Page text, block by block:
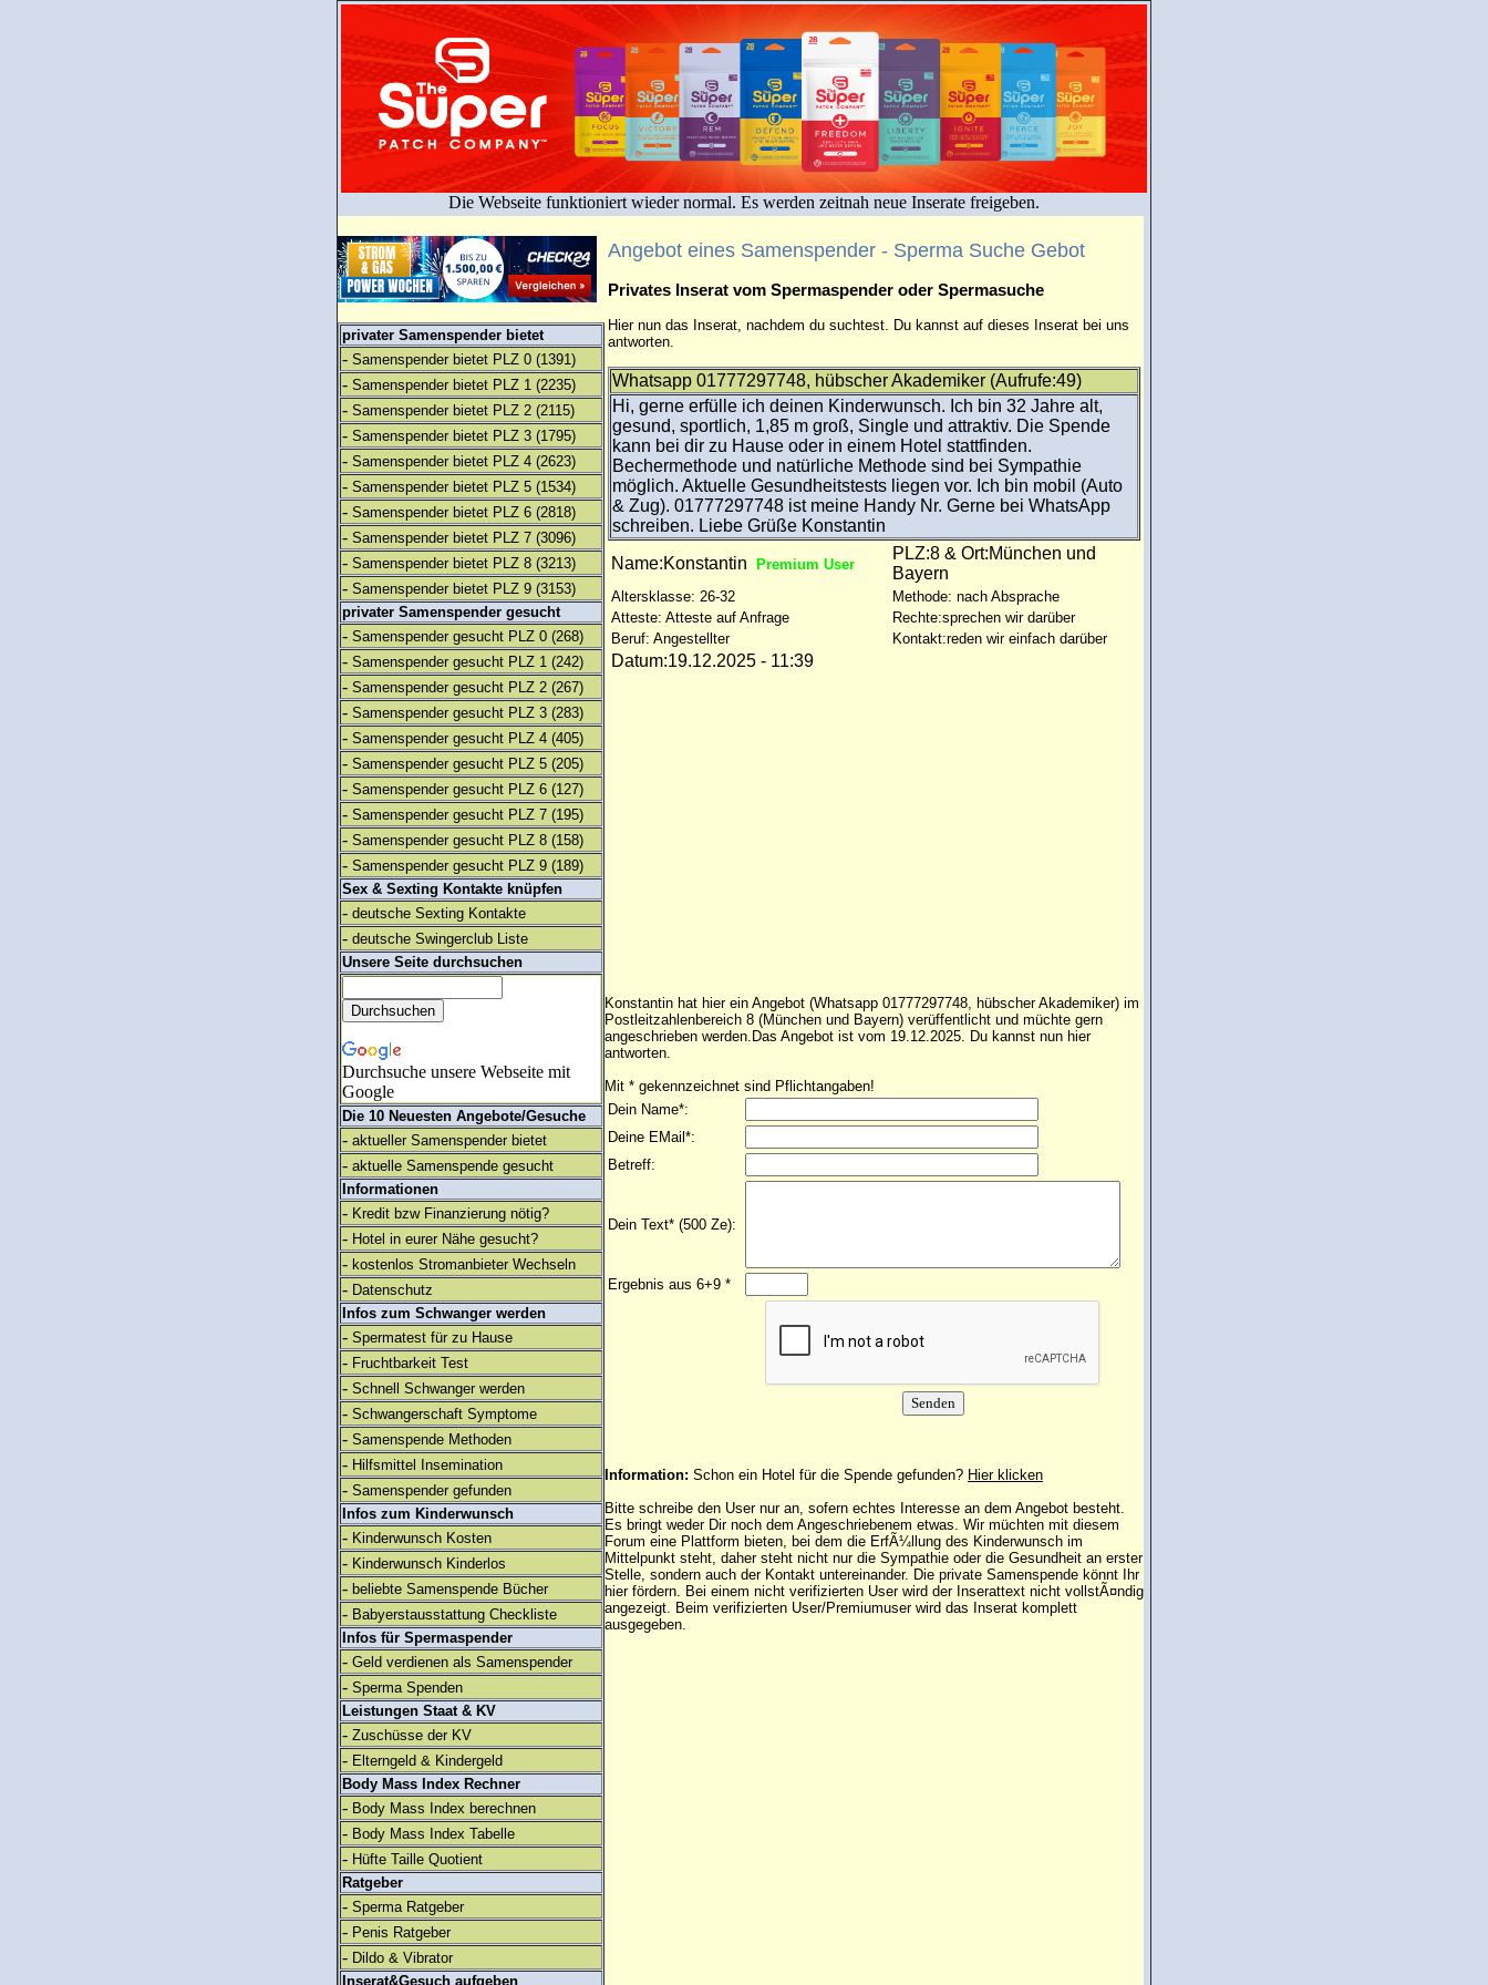
Die Webseite funktioniert wieder normal. Es werden zeitnah neue Inserate freigeben.
privater Samenspender bietet
- Samenspender bietet PLZ 0 (1391)
- Samenspender bietet PLZ 1 (2235)
- Samenspender bietet PLZ 2 (2115)
- Samenspender bietet PLZ 3 (1795)
- Samenspender bietet PLZ 4 (2623)
- Samenspender bietet PLZ 5 (1534)
- Samenspender bietet PLZ 6 (2818)
- Samenspender bietet PLZ 7 (3096)
- Samenspender bietet PLZ 8 (3213)
- Samenspender bietet PLZ 9 (3153)
privater Samenspender gesucht
- Samenspender gesucht PLZ 0 (268)
- Samenspender gesucht PLZ 1 (242)
- Samenspender gesucht PLZ 2 (267)
- Samenspender gesucht PLZ 3 (283)
- Samenspender gesucht PLZ 4 (405)
- Samenspender gesucht PLZ 5 (205)
- Samenspender gesucht PLZ 6 (127)
- Samenspender gesucht PLZ 7 (195)
- Samenspender gesucht PLZ 8 (158)
- Samenspender gesucht PLZ 9 (189)
Sex & Sexting Kontakte knüpfen
- deutsche Sexting Kontakte
- deutsche Swingerclub Liste
Unsere Seite durchsuchen
Durchsuche unsere Webseite mit
Google
Die 10 Neuesten Angebote/Gesuche
- aktueller Samenspender bietet
- aktuelle Samenspende gesucht
Informationen
- Kredit bzw Finanzierung nötig?
- Hotel in eurer Nähe gesucht?
- kostenlos Stromanbieter Wechseln
- Datenschutz
Infos zum Schwanger werden
- Spermatest für zu Hause
- Fruchtbarkeit Test
- Schnell Schwanger werden
- Schwangerschaft Symptome
- Samenspende Methoden
- Hilfsmittel Insemination
- Samenspender gefunden
Infos zum Kinderwunsch
- Kinderwunsch Kosten
- Kinderwunsch Kinderlos
- beliebte Samenspende Bücher
- Babyerstausstattung Checkliste
Infos für Spermaspender
- Geld verdienen als Samenspender
- Sperma Spenden
Leistungen Staat & KV
- Zuschüsse der KV
- Elterngeld & Kindergeld
Body Mass Index Rechner
- Body Mass Index berechnen
- Body Mass Index Tabelle
- Hüfte Taille Quotient
Ratgeber
- Sperma Ratgeber
- Penis Ratgeber
- Dildo & Vibrator
Inserat&Gesuch aufgeben
Angebot eines Samenspender - Sperma Suche Gebot
Privates Inserat vom Spermaspender oder Spermasuche
Hier nun das Inserat, nachdem du suchtest. Du kannst auf dieses Inserat bei uns
antworten.
Whatsapp 01777297748, hübscher Akademiker (Aufrufe:49)
Hi, gerne erfülle ich deinen Kinderwunsch. Ich bin 32 Jahre alt,
gesund, sportlich, 1,85 m groß, Single und attraktiv. Die Spende
kann bei dir zu Hause oder in einem Hotel stattfinden.
Bechermethode und natürliche Methode sind bei Sympathie
möglich. Aktuelle Gesundheitstests liegen vor. Ich bin mobil (Auto
& Zug). 01777297748 ist meine Handy Nr. Gerne bei WhatsApp
schreiben. Liebe Grüße Konstantin
Name:Konstantin
Premium User
PLZ:8 & Ort:München und
Bayern
Altersklasse: 26-32
Methode: nach Absprache
Atteste: Atteste auf Anfrage
Rechte:sprechen wir darüber
Beruf: Angestellter
Kontakt:reden wir einfach darüber
Datum:19.12.2025 - 11:39
Konstantin hat hier ein Angebot (Whatsapp 01777297748, hübscher Akademiker) im
Postleitzahlenbereich 8 (München und Bayern) verüffentlicht und müchte gern
angeschrieben werden.Das Angebot ist vom 19.12.2025. Du kannst nun hier
antworten.
Mit * gekennzeichnet sind Pflichtangaben!
Dein Name*:
Deine EMail*:
Betreff:
Dein Text* (500 Ze):
Ergebnis aus 6+9 *
Information: Schon ein Hotel für die Spende gefunden? Hier klicken
Bitte schreibe den User nur an, sofern echtes Interesse an dem Angebot besteht.
Es bringt weder Dir noch dem Angeschriebenem etwas. Wir müchten mit diesem
Forum eine Plattform bieten, bei dem die ErfÃ¼llung des Kinderwunsch im
Mittelpunkt steht, daher steht nicht nur die Sympathie oder die Gesundheit an erster
Stelle, sondern auch der Kontakt untereinander. Die private Samenspende könnt Ihr
hier fördern. Bei einem nicht verifizierten User wird der Inserattext nicht vollstÃ¤ndig
angezeigt. Beim verifizierten User/Premiumuserwird das Inserat komplett
ausgegeben.